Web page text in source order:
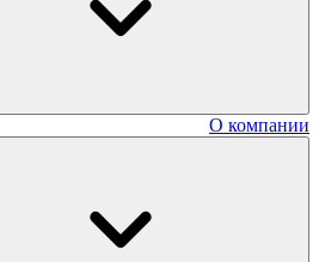
О компании